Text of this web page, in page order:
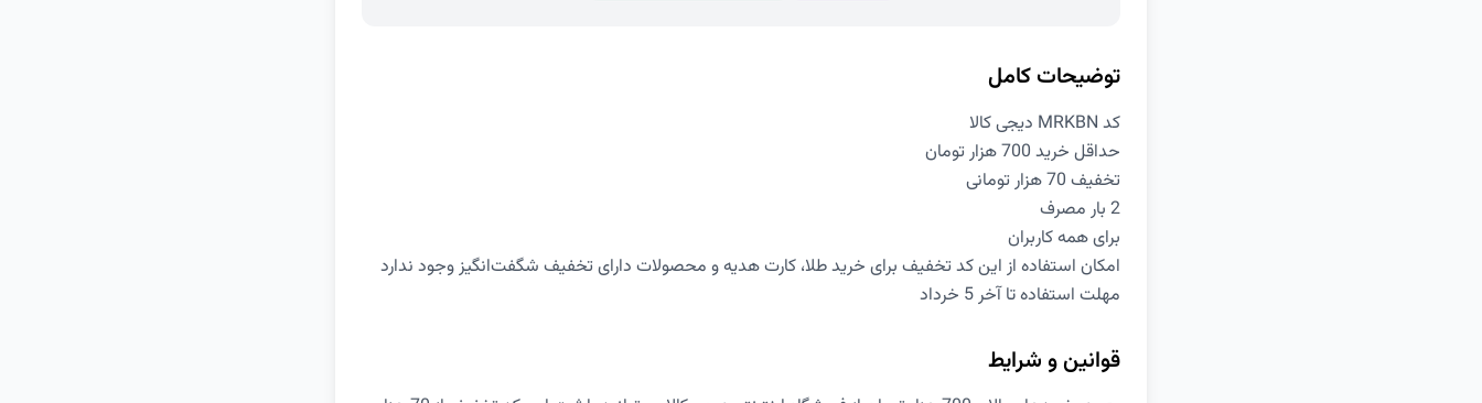
توضیحات کامل
کد MRKBN دیجی کالا
حداقل خرید 700 هزار تومان
تخفیف 70 هزار تومانی
2 بار مصرف
برای همه کاربران
امکان استفاده از این کد تخفیف برای خرید طلا، کارت هدیه و محصولات دارای تخفیف شگفت‌انگیز وجود ندارد
مهلت استفاده تا آخر 5 خرداد
قوانین و شرایط